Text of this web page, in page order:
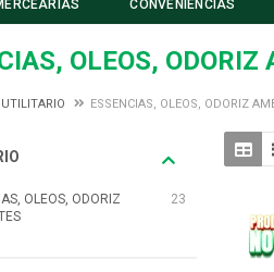
CONVENIÊNCIAS
OLEOS, ODORIZ
UTILITARIO ESSENCIAS, OLEOS, ODORIZ
OLEOS, ODORIZ
23